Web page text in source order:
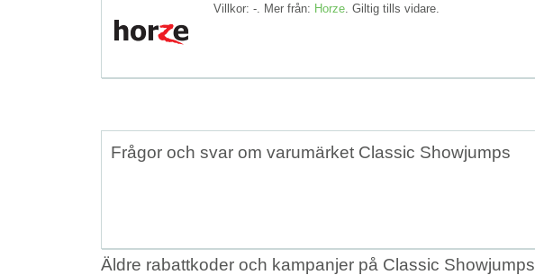
Villkor: -. Mer från: Horze . Giltig tills vidare.
Frågor och svar om varumärket Classic Showjumps
Äldre rabattkoder och kampanjer på Classic Showjumps